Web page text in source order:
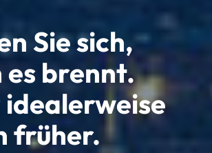
Sie sich,
es brennt.
früher.